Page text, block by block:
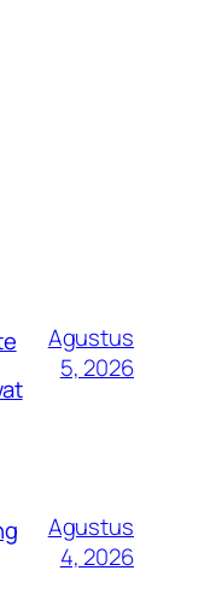
Agustus
5, 2026
Agustus
4, 2026